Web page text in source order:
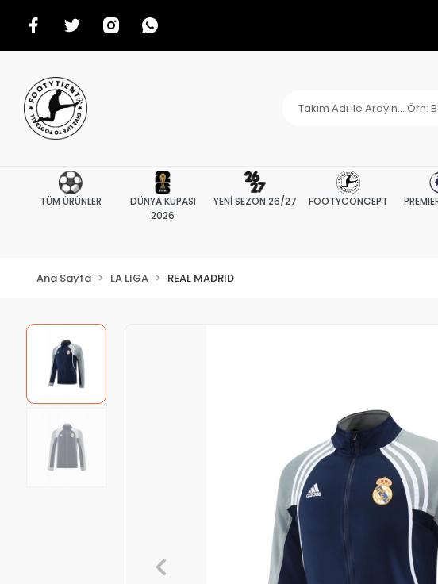
TÜM ÜRÜNLER
DÜNYA KUPASI
2026
YENİ SEZON 26/27 FOOTYCONCEPT
Ana Sayfa LA LIGA REAL MADRID